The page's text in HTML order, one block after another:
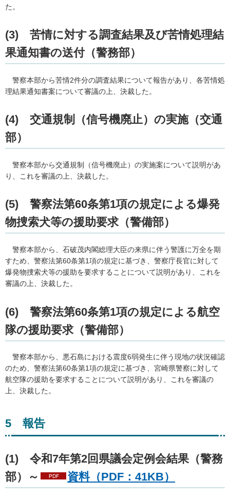
た。
(3) 苦情に対する調査結果及び苦情処理結
果通知書の送付（警務部）
警察本部から苦情2件分の調査結果について報告があり、各苦情処
理結果通知書案について審議の上、決裁した。
(4) 交通規制（信号機廃止）の実施（交通
部）
警察本部から交通規制（信号機廃止）の実施案について説明があ
り、これを審議の上、決裁した。
(5) 警察法第60条第1項の規定による爆発
物捜索犬等の援助要求（警備部）
警察本部から、石破茂内閣総理大臣の来県に伴う警護に万全を期
すため、警察法第60条第1項の規定に基づき、警察庁長官に対して
爆発物捜索犬等の援助を要求することについて説明があり、これを
審議の上、決裁した。
(6) 警察法第60条第1項の規定による航空
隊の援助要求（警備部）
警察本部から、悪石島における震度6弱発生に伴う現地の状況確認
のため、警察法第60条第1項の規定に基づき、宮崎県警察に対して
航空隊の援助を要求することについて説明があり、これを審議の
上、決裁した。
5 報告
(1) 令和7年第2回県議会定例会結果（警務
部）～
資料（PDF：41KB）